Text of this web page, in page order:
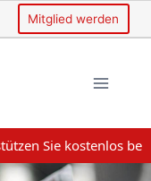
Mitglied werden
beim Thema